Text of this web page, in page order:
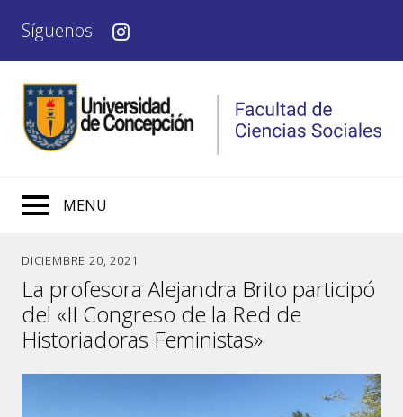
Síguenos
MENU
DICIEMBRE 20, 2021
La profesora Alejandra Brito participó
del «II Congreso de la Red de
Historiadoras Feministas»